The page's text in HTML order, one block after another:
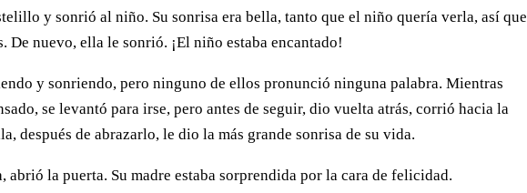
y sonrió al niño. Su sonrisa era bella, tanto que el niño quería verla, así que
De nuevo, ella le sonrió. ¡El niño estaba encantado!
y sonriendo, pero ninguno de ellos pronunció ninguna palabra. Mientras
se levantó para irse, pero antes de seguir, dio vuelta atrás, corrió hacia la
después de abrazarlo, le dio la más grande sonrisa de su vida.
abrió la puerta. Su madre estaba sorprendida por la cara de felicidad.